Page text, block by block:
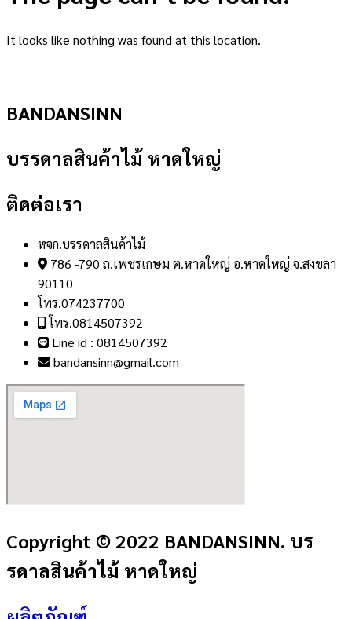
It looks like nothing was found at this location.
BANDANSINN
บรรดาลสินค้าไม้ หาดใหญ่
ติดต่อเรา
หจก.บรรดาลสินค้าไม้
786 -790 ถ.เพชรเกษม ต.หาดใหญ่ อ.หาดใหญ่ จ.สงขลา
90110
โทร.074237700
โทร.0814507392
Line id : 0814507392
bandansinn@gmail.com
Copyright © 2022 BANDANSINN. บร
รดาลสินค้าไม้ หาดใหญ่